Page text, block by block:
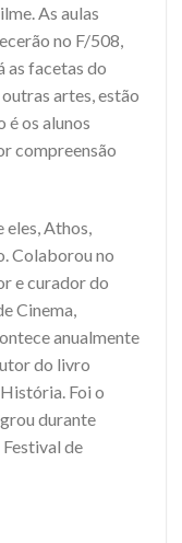
As aulas
no F/508,
as facetas do
artes, estão
é os alunos
compreensão
Athos,
Colaborou no
e curador do
Cinema,
anualmente
do livro
Foi o
durante
de